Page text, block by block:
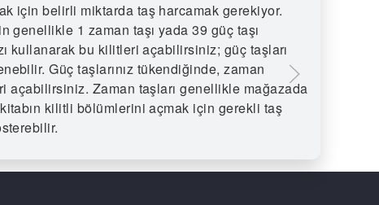
için belirli miktarda taş harcamak gerekiyor.
1 zaman taşı yada 39 güç taşı
kullanarak bu kilitleri açabilirsiniz; güç taşları
Güç taşlarınız tükendiğinde, zaman
açabilirsiniz. Zaman taşları genellikle mağazada
kilitli bölümlerini açmak için gerekli taş